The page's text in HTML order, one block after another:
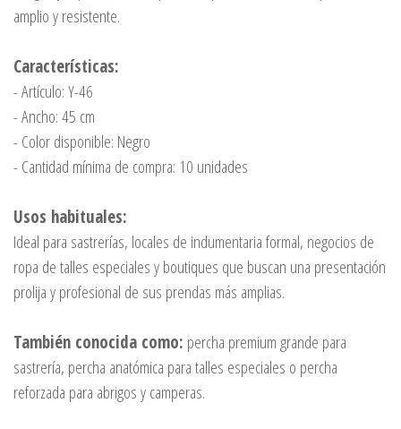
amplio y resistente.
Características:
- Artículo: Y-46
- Ancho: 45 cm
- Color disponible: Negro
- Cantidad mínima de compra: 10 unidades
Usos habituales:
Ideal para sastrerías, locales de indumentaria formal, negocios de
ropa de talles especiales y boutiques que buscan una presentación
prolija y profesional de sus prendas más amplias.
También conocida como: percha premium grande para
sastrería, percha anatómica para talles especiales o percha
reforzada para abrigos y camperas.